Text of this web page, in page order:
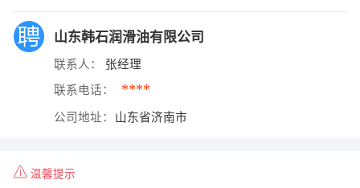
山东韩石润滑油有限公司
联系人： 张经理
联系电话： ****
公司地址： 山东省济南市
温馨提示